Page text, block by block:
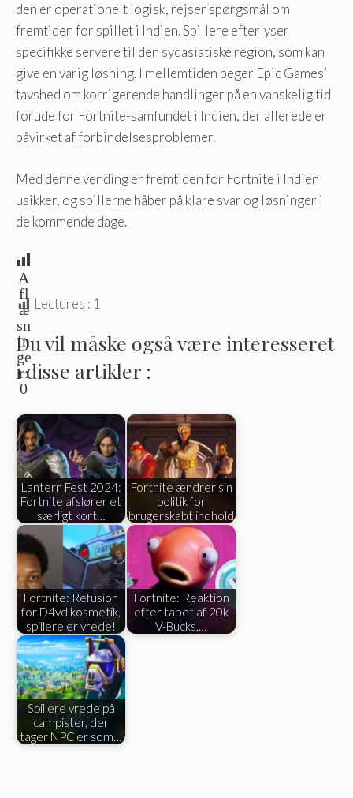
den er operationelt logisk, rejser spørgsmål om
fremtiden for spillet i Indien. Spillere efterlyser
specifikke servere til den sydasiatiske region, som kan
give en varig løsning. I mellemtiden peger Epic Games’
tavshed om korrigerende handlinger på en vanskelig tid
forude for Fortnite-samfundet i Indien, der allerede er
påvirket af forbindelsesproblemer.
Med denne vending er fremtiden for Fortnite i Indien
usikker, og spillerne håber på klare svar og løsninger i
de kommende dage.
A
fl
æ
sn
in
ge
r:
0
Lectures : 1
Du vil måske også være interesseret
i disse artikler :
Lantern Fest 2024:
Fortnite afslører et
særligt kort…
Fortnite ændrer sin
politik for
brugerskabt indhold
Fortnite: Refusion
for D4vd kosmetik,
spillere er vrede!
Fortnite: Reaktion
efter tabet af 20k
V-Bucks,…
Spillere vrede på
campister, der
tager NPC'er som…